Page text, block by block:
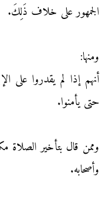
الجمهور على خلاف ذَلِكَ.
ومنها:
أنهم إذا لم يقدروا على
حتى يأمنوا.
وممن قال بتأخير
وأصحابه.